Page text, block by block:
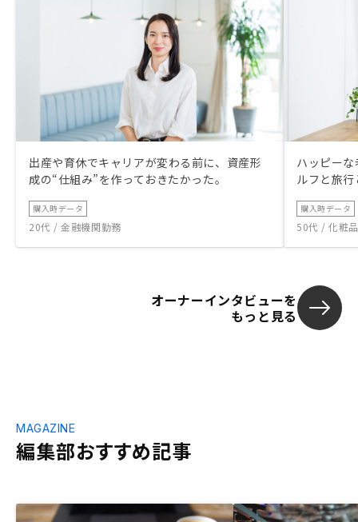
出産や育休でキャリアが変わる前に、資産形
成の“仕組み”を作っておきたかった。
購入時データ
20代 / 金融機関勤務
ハッピー
ルフと旅
購入時データ
50代 / 化粧
オーナーインタビューを
もっと見る
編集部おすすめ記事
MAGAZINE